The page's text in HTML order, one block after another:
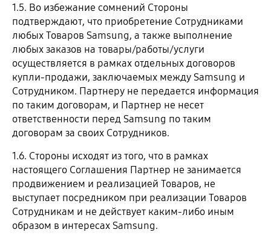
1.5. Во избежание сомнений Стороны
подтверждают, что приобретение Сотрудниками
любых Товаров Samsung, а также выполнение
любых заказов на товары/работы/услуги
осуществляется в рамках отдельных договоров
купли-продажи, заключаемых между Samsung и
Сотрудником. Партнеру не передается информация
по таким договорам, и Партнер не несет
ответственности перед Samsung по таким
договорам за своих Сотрудников.
1.6. Стороны исходят из того, что в рамках
настоящего Соглашения Партнер не занимается
продвижением и реализацией Товаров, не
выступает посредником при реализации Товаров
Сотрудникам и не действует каким-либо иным
образом в интересах Samsung.